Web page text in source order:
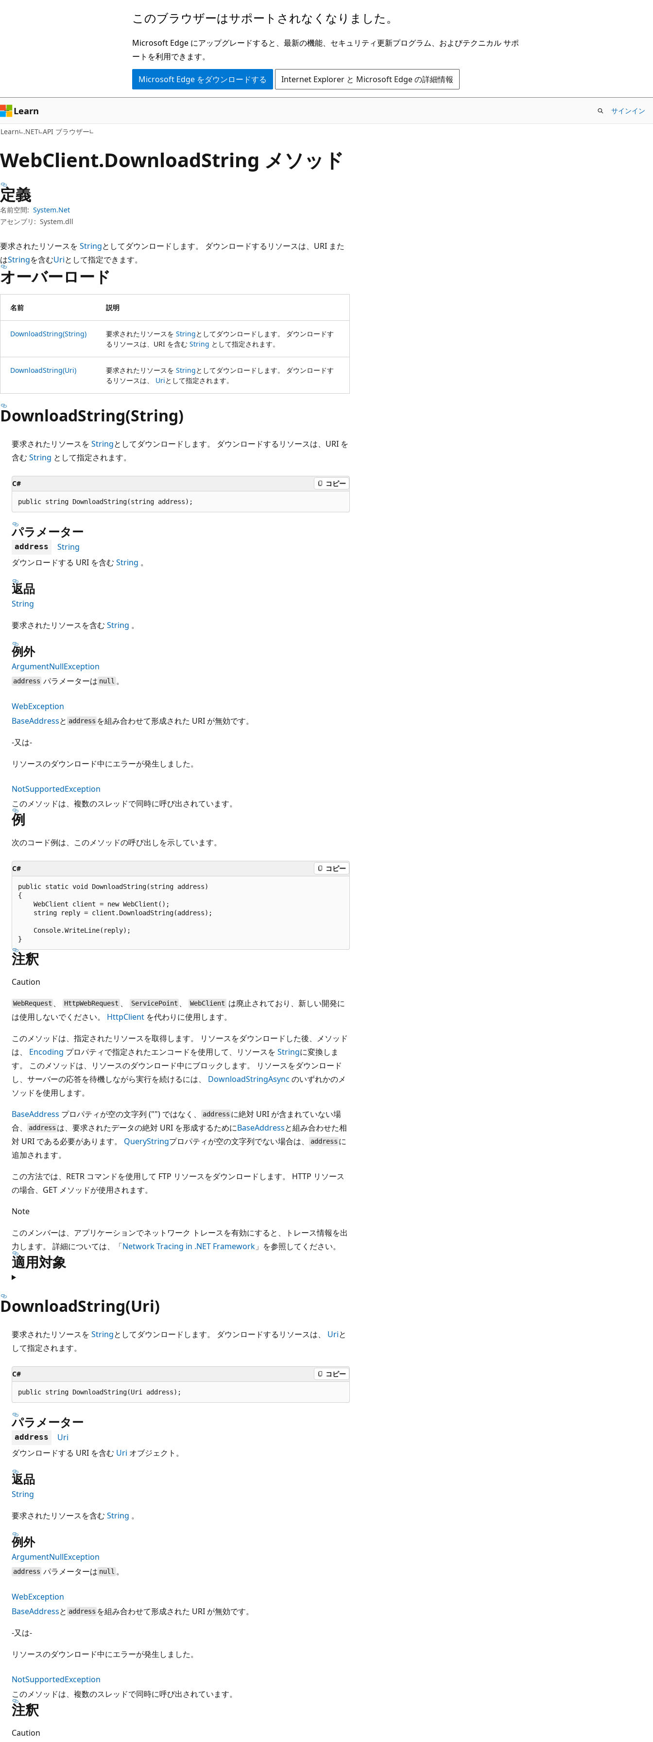
ン
ツ
に
ス
ッ
ゲ
ー
シ
ョ
に
キ
ッ
プ
このブラウザーはサポートされなくなりました。
Microsoft Edge にアップグレードすると、最新の機能、セキュリティ更新プログラム、およびテクニカル サポ
ートを利用できます。
Microsoft Edge をダウンロードする Internet Explorer と Microsoft Edge の詳細情報
Learn サインイン
Learn .NET API ブラウザー
WebClient.DownloadString メソッド
定義
名前空間: System.Net
アセンブリ: System.dll
要求されたリソースを Stringとしてダウンロードします。 ダウンロードするリソースは、URI また
はStringを含むUriとして指定できます。
オーバーロード
名前 説明
DownloadString(String) 要求されたリソースを Stringとしてダウンロードします。 ダウンロードす
るリソースは、URI を含む String として指定されます。
DownloadString(Uri) 要求されたリソースを Stringとしてダウンロードします。 ダウンロードす
るリソースは、 Uriとして指定されます。
DownloadString(String)
要求されたリソースを Stringとしてダウンロードします。 ダウンロードするリソースは、URI を
含む String として指定されます。
C# コピー
public string DownloadString(string address);
パラメーター
address
String
ダウンロードする URI を含む String 。
返品
String
要求されたリソースを含む String 。
例外
ArgumentNullException
address パラメーターは null 。
WebException
BaseAddressと address を組み合わせて形成された URI が無効です。
-又は-
リソースのダウンロード中にエラーが発生しました。
NotSupportedException
このメソッドは、複数のスレッドで同時に呼び出されています。
例
次のコード例は、このメソッドの呼び出しを示しています。
C# コピー
public static void DownloadString(string address)
{
    WebClient client = new WebClient();
    string reply = client.DownloadString(address);
    Console.WriteLine(reply);
注釈
Caution
WebRequest 、 HttpWebRequest 、 ServicePoint 、 WebClient は廃止されており、新しい開発に
は使用しないでください。 HttpClient を代わりに使用します。
このメソッドは、指定されたリソースを取得します。 リソースをダウンロードした後、メソッド
は、 Encoding プロパティで指定されたエンコードを使用して、リソースを Stringに変換しま
す。 このメソッドは、リソースのダウンロード中にブロックします。 リソースをダウンロード
し、サーバーの応答を待機しながら実行を続けるには、 DownloadStringAsync のいずれかのメ
ソッドを使用します。
BaseAddress プロパティが空の文字列 ("") ではなく、 address に絶対 URI が含まれていない場
合、
address は、要求されたデータの絶対 URI を形成するためにBaseAddressと組み合わせた相
対 URI である必要があります。 QueryStringプロパティが空の文字列でない場合は、 address に
追加されます。
この方法では、RETR コマンドを使用して FTP リソースをダウンロードします。 HTTP リソース
の場合、GET メソッドが使用されます。
Note
このメンバーは、アプリケーションでネットワーク トレースを有効にすると、トレース情報を出
力します。 詳細については、「Network Tracing in .NET Framework 」を参照してください。
適用対象
DownloadString(Uri)
要求されたリソースを Stringとしてダウンロードします。 ダウンロードするリソースは、 Uriと
して指定されます。
C# コピー
public string DownloadString(Uri address);
パラメーター
address
Uri
ダウンロードする URI を含む Uri オブジェクト。
返品
String
要求されたリソースを含む String 。
例外
ArgumentNullException
address パラメーターは null 。
WebException
BaseAddressと address を組み合わせて形成された URI が無効です。
-又は-
リソースのダウンロード中にエラーが発生しました。
NotSupportedException
このメソッドは、複数のスレッドで同時に呼び出されています。
注釈
Caution